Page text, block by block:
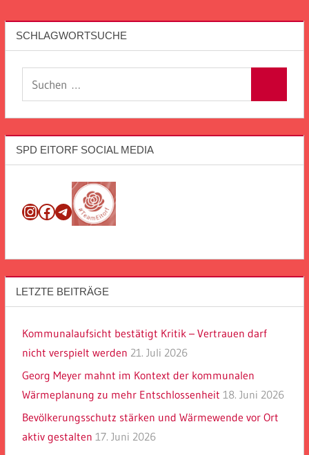
SCHLAGWORTSUCHE
SPD EITORF SOCIAL MEDIA
Instagram
Facebook
Telegram
LETZTE BEITRÄGE
Kommunalaufsicht bestätigt Kritik – Vertrauen darf
nicht verspielt werden 21. Juli 2026
Georg Meyer mahnt im Kontext der kommunalen
Wärmeplanung zu mehr Entschlossenheit 18. Juni 2026
Bevölkerungsschutz stärken und Wärmewende vor Ort
aktiv gestalten 17. Juni 2026